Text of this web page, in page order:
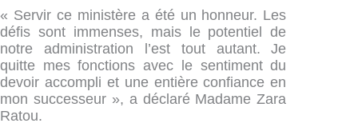
« Servir ce ministère a été un honneur. Les
défis sont immenses, mais le potentiel de
notre administration l’est tout autant. Je
quitte mes fonctions avec le sentiment du
devoir accompli et une entière confiance en
mon successeur », a déclaré Madame Zara
Ratou.